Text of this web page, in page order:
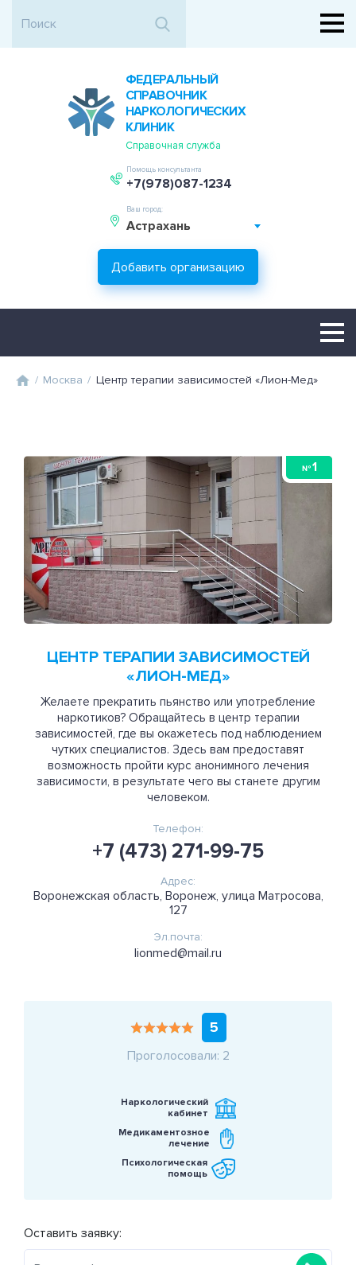
ФЕДЕРАЛЬНЫЙ
СПРАВОЧНИК
НАРКОЛОГИЧЕСКИХ
КЛИНИК
Справочная служба
Помощь консультанта
+7(978)087-1234
Ваш город:
Астрахань
Добавить организацию
/ Москва / Центр терапии зависимостей «Лион-Мед»
№ 1
ЦЕНТР ТЕРАПИИ ЗАВИСИМОСТЕЙ
«ЛИОН-МЕД»
Желаете прекратить пьянство или употребление
наркотиков? Обращайтесь в центр терапии
зависимостей, где вы окажетесь под наблюдением
чутких специалистов. Здесь вам предоставят
возможность пройти курс анонимного лечения
зависимости, в результате чего вы станете другим
человеком.
Телефон:
+7 (473) 271-99-75
Адрес:
Воронежская область, Воронеж, улица Матросова,
127
Эл.почта:
lionmed@mail.ru
5
Проголосовали: 2
Наркологический
кабинет
Медикаментозное
лечение
Психологическая
помощь
Оставить заявку: